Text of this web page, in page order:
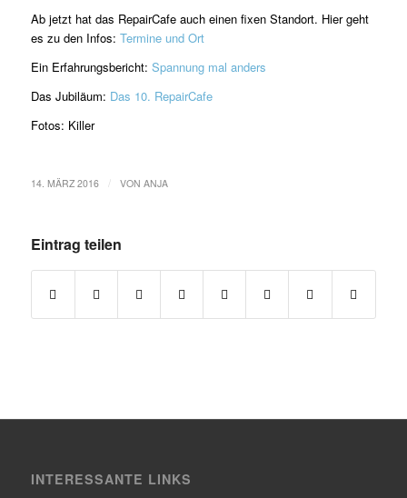
Ab jetzt hat das RepairCafe auch einen fixen Standort. Hier geht
es zu den Infos: Termine und Ort
Ein Erfahrungsbericht: Spannung mal anders
Das Jubiläum: Das 10. RepairCafe
Fotos: Killer
14. MÄRZ 2016 VON ANJA
Eintrag teilen
INTERESSANTE LINKS